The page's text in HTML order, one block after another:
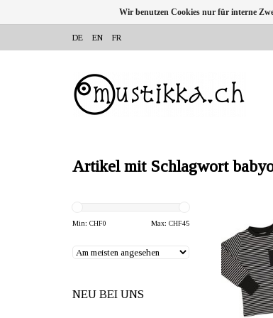
DE EN FR
Artikel mit Schlagwort
Min: CHF0 Max: CHF45
NEU BEI UNS
aus 100%
Stoff ist
Wir benutzen Cookies nur für interne